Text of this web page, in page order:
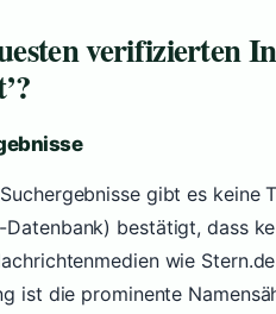
verifizierten
gibt es
Datenbank) bestätigt, dass
wie
ist die prominente